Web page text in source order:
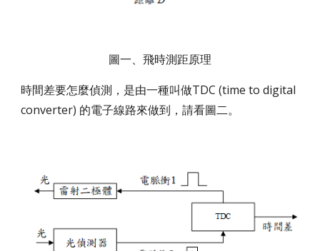
圖一、飛時測距原理
時間差要怎麼偵測，是由一種叫做TDC (time to digital
converter) 的電子線路來做到，請看圖二。